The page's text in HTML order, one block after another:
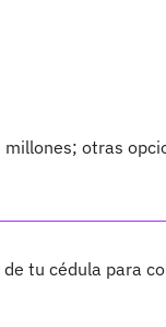
otras
tu cédula para